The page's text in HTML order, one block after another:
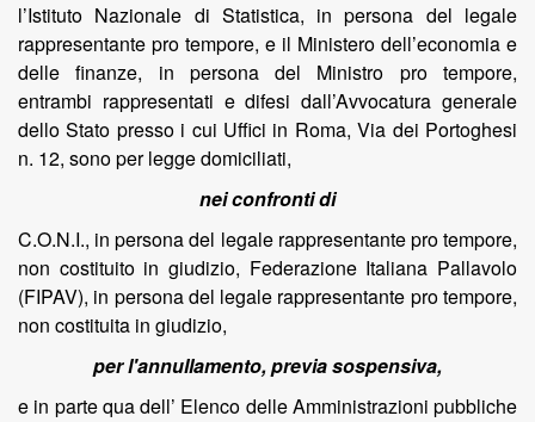
l’Istituto Nazionale di Statistica, in persona del legale
rappresentante pro tempore, e il Ministero dell’economia e
delle finanze, in persona del Ministro pro tempore,
entrambi rappresentati e difesi dall’Avvocatura generale
dello Stato presso i cui Uffici in Roma, Via dei Portoghesi
n. 12, sono per legge domiciliati,
nei confronti di
C.O.N.I., in persona del legale rappresentante pro tempore,
non costituito in giudizio, Federazione Italiana Pallavolo
(FIPAV), in persona del legale rappresentante pro tempore,
non costituita in giudizio,
per l'annullamento, previa sospensiva,
e in parte qua dell’ Elenco delle Amministrazioni pubbliche